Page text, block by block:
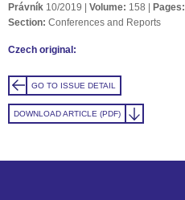
Právník 10/2019 Volume: 158 Pages:
Section: Conferences and Reports
Czech original:
GO TO ISSUE DETAIL
DOWNLOAD ARTICLE (PDF)